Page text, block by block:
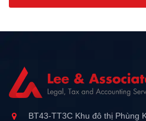
BT43-TT3C Khu đô thị Phùng